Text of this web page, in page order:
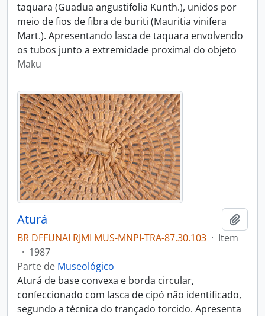
taquara (Guadua angustifolia Kunth.), unidos por
meio de fios de fibra de buriti (Mauritia vinifera
Mart.). Apresentando lasca de taquara envolvendo
os tubos junto a extremidade proximal do objeto
Maku
Aturá
BR DFFUNAI RJMI MUS-MNPI-TRA-87.30.103 · Item
· 1987
Parte de Museológico
Aturá de base convexa e borda circular,
confeccionado com lasca de cipó não identificado,
segundo a técnica do trançado torcido. Apresenta